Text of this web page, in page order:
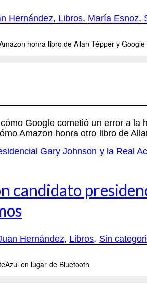
Hernández, Libros, María Esnoz,
Google cometió un error a
Amazon honra otro libro de
candidato
Hernández, Libros, Sin